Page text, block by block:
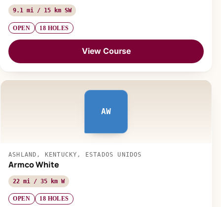
9.1 mi / 15 km SW
OPEN 18 HOLES
View Course
AW
ASHLAND, KENTUCKY, ESTADOS UNIDOS
Armco White
22 mi / 35 km W
OPEN 18 HOLES